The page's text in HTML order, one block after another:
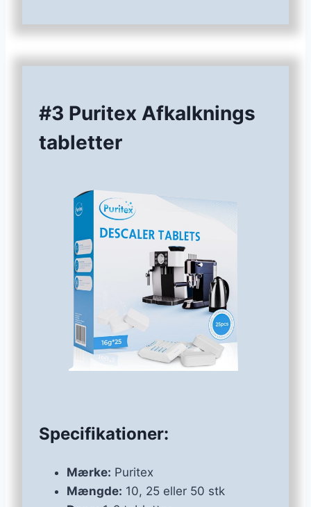
#3 Puritex Afkalknings
tabletter
Specifikationer:
Mærke: Puritex
Mængde: 10, 25 eller 50 stk